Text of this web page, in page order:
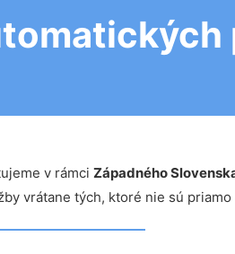
v rámci Západného
vrátane tých, ktoré nie sú